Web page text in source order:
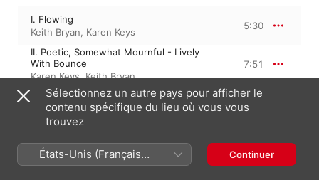
I. Flowing
Keith Bryan, Karen Keys
5:30
II. Poetic, Somewhat Mournful - Lively
With Bounce
Karen Keys,Keith Bryan
7:51
E. BURTON: SONATINA FOR FLUTE AND PIANO
I. Allegretto grazioso
Keith Bryan,Karen Keys
3:03
Sélectionnez un autre pays pour afficher le
contenu spécifique du lieu où vous vous
trouvez
États-Unis (Français
France)
Continuer